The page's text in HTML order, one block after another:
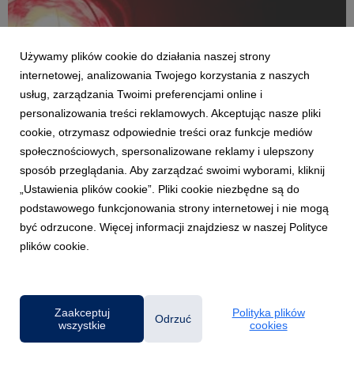
ŁÓDŹ
Webinar „Gotowi na kryzys: alarmy,
ewakuacja, schrony. Co musisz wiedzieć?”
4 grudnia 2025
Co oznaczają poszczególne sygnały alarmowe? Jak zachować
się podczas ewakuacji? Gdzie szukać miejsc schronienia w
swoim otoczeniu? Na te oraz wiele innych pytań odpowie 9
Używamy plików cookie do działania naszej strony
internetowej, analizowania Twojego korzystania z naszych
usług, zarządzania Twoimi preferencjami online i
personalizowania treści reklamowych. Akceptując nasze pliki
cookie, otrzymasz odpowiednie treści oraz funkcje mediów
społecznościowych, spersonalizowane reklamy i ulepszony
sposób przeglądania. Aby zarządzać swoimi wyborami, kliknij
„Ustawienia plików cookie”. Pliki cookie niezbędne są do
podstawowego funkcjonowania strony internetowej i nie mogą
być odrzucone. Więcej informacji znajdziesz w naszej Polityce
plików cookie.
Zaakceptuj
wszystkie
Odrzuć
Polityka plików
cookies